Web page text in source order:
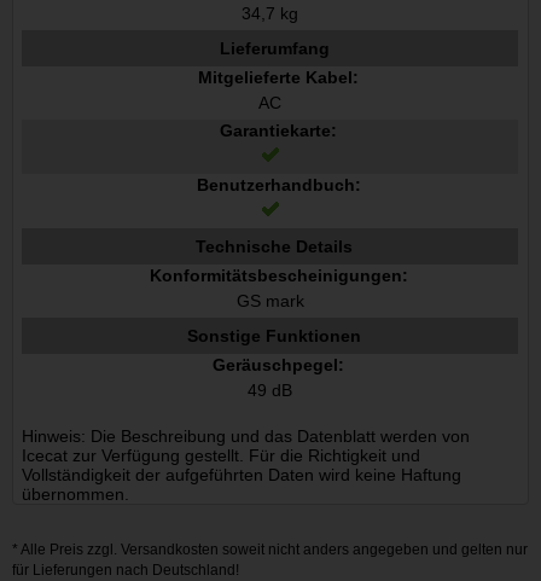
34,7 kg
Lieferumfang
Mitgelieferte Kabel:
AC
Garantiekarte:
Benutzerhandbuch:
Technische Details
Konformitätsbescheinigungen:
GS mark
Sonstige Funktionen
Geräuschpegel:
49 dB
Hinweis: Die Beschreibung und das Datenblatt werden von
Icecat zur Verfügung gestellt. Für die Richtigkeit und
Vollständigkeit der aufgeführten Daten wird keine Haftung
übernommen.
* Alle Preis zzgl. Versandkosten soweit nicht anders angegeben und gelten nur
für Lieferungen nach Deutschland!